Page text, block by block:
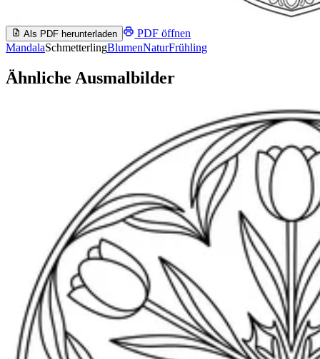
Als PDF herunterladen
PDF öffnen
MandalaSchmetterlingBlumenNaturFrühling
Ähnliche Ausmalbilder